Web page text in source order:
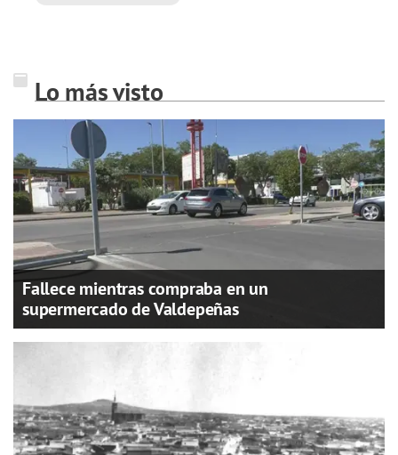
Lo más visto
Fallece mientras compraba en un
supermercado de Valdepeñas